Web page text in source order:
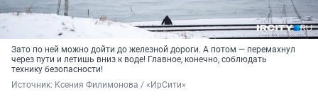
Зато по ней можно дойти до железной дороги. А потом — перемахнул
через пути и летишь вниз к воде! Главное, конечно, соблюдать
технику безопасности!
Источник: Ксения Филимонова / «ИрСити»